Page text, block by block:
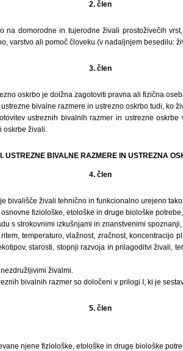
2. člen
na domorodne in tujerodne živali prostoživečih
varstvo ali pomoč človeku (v nadaljnjem besedilu:
3. člen
oskrbo je dolžna zagotoviti pravna ali fizična
bivalne razmere in ustrezno oskrbo tudi, ko
ustreznih bivalnih razmer in ustrezne
živali.
USTREZNE BIVALNE RAZMERE IN USTREZNA
4. člen
bivališče živali tehnično in funkcionalno urejeno
fiziološke, etološke in druge biološke
s strokovnimi izkušnjami in znanstvenimi spoznanji,
temperaturo, vlažnost, zračnost, koncentracijo
starosti, stopnji razvoja in prilagoditvi živali,
živalmi.
bivalnih razmer so določeni v prilogi I, ki je
5. člen
njene fiziološke, etološke in druge biološke